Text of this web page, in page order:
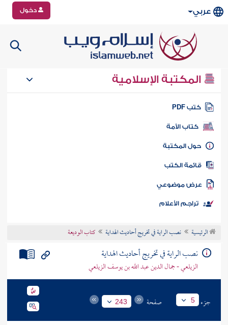
عربي دخول
المكتبة الإسلامية
كتب PDF
كتاب الأمة
المكتبة
الكتب
موضوعي
تراجم الأعلام
الرئيسية نصب الراية في تخريج أحاديث الهداية كتاب الوديعة
نصب الراية في تخريج أحاديث الهداية
الزيلعي - جمال الدين عبد الله بن يوسف الزيلعي
جزء 5 صفحة 243